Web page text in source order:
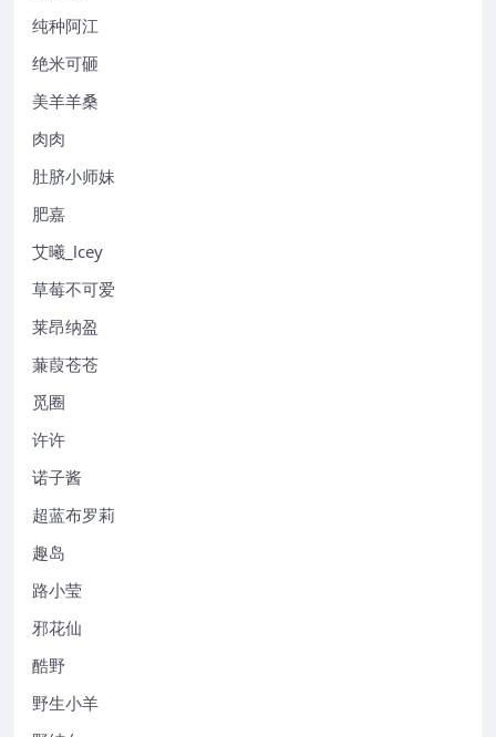
纯种阿江
绝米可砸
美羊羊桑
肉肉
肚脐小师妹
肥嘉
艾曦_lcey
草莓不可爱
莱昂纳盈
蒹葭苍苍
觅圈
许许
诺子酱
超蓝布罗莉
趣岛
路小莹
邪花仙
酷野
野生小羊